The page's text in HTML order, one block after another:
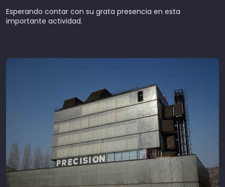
Esperando contar con su grata presencia en esta
importante actividad.